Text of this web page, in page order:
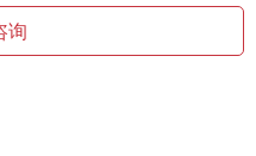
询